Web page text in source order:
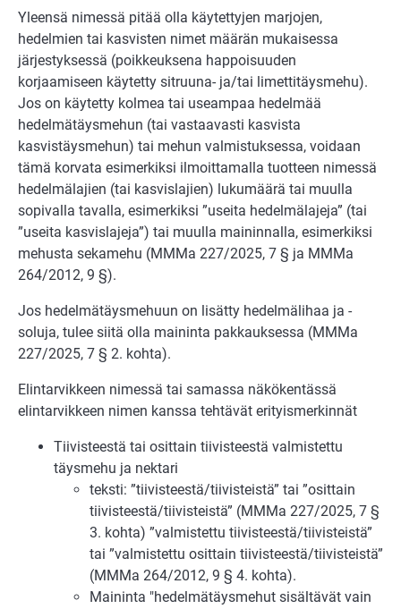
Yleensä nimessä pitää olla käytettyjen marjojen,
hedelmien tai kasvisten nimet määrän mukaisessa
järjestyksessä (poikkeuksena happoisuuden
korjaamiseen käytetty sitruuna- ja/tai limettitäysmehu).
Jos on käytetty kolmea tai useampaa hedelmää
hedelmätäysmehun (tai vastaavasti kasvista
kasvistäysmehun) tai mehun valmistuksessa, voidaan
tämä korvata esimerkiksi ilmoittamalla tuotteen nimessä
hedelmälajien (tai kasvislajien) lukumäärä tai muulla
sopivalla tavalla, esimerkiksi ”useita hedelmälajeja” (tai
”useita kasvislajeja”) tai muulla maininnalla, esimerkiksi
mehusta sekamehu (MMMa 227/2025, 7 § ja MMMa
264/2012, 9 §).
Jos hedelmätäysmehuun on lisätty hedelmälihaa ja -
soluja, tulee siitä olla maininta pakkauksessa (MMMa
227/2025, 7 § 2. kohta).
Elintarvikkeen nimessä tai samassa näkökentässä
elintarvikkeen nimen kanssa tehtävät erityismerkinnät
Tiivisteestä tai osittain tiivisteestä valmistettu
täysmehu ja nektari
teksti: ”tiivisteestä/tiivisteistä” tai ”osittain
tiivisteestä/tiivisteistä” (MMMa 227/2025, 7 §
3. kohta) ”valmistettu tiivisteestä/tiivisteistä”
tai ”valmistettu osittain tiivisteestä/tiivisteistä”
(MMMa 264/2012, 9 § 4. kohta).
Maininta "hedelmätäysmehut sisältävät vain